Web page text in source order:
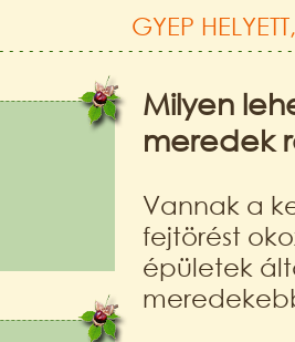
GYEP
Milyen
meredek
Vannak a
fejtörést
épületek